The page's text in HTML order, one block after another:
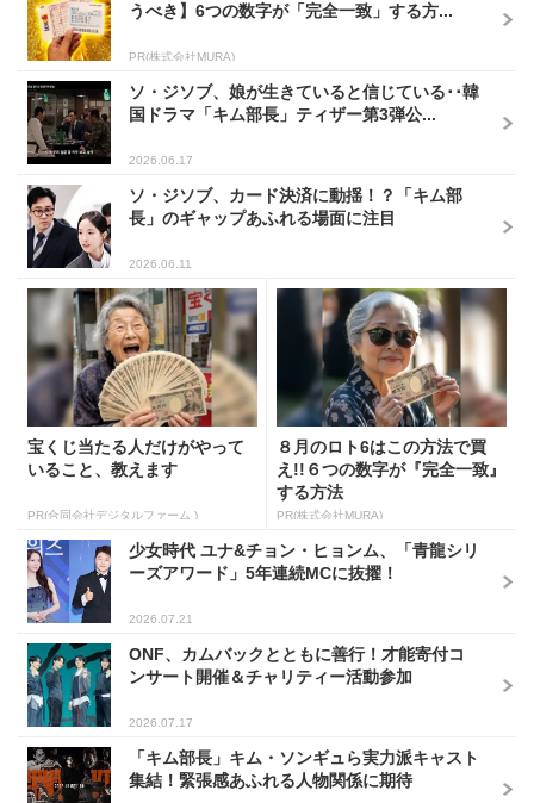
うべき】6つの数字が「完全一致」する方...
PR(株式会社MURA)
ソ・ジソブ、娘が生きていると信じている･･韓
国ドラマ「キム部長」ティザー第3弾公...
2026.06.17
ソ・ジソブ、カード決済に動揺！？「キム部
長」のギャップあふれる場面に注目
2026.06.11
宝くじ当たる人だけがやって
いること、教えます
PR(合同会社デジタルファーム )
８月のロト6はこの方法で買
え!!６つの数字が『完全一致』
する方法
PR(株式会社MURA)
少女時代 ユナ&チョン・ヒョンム、「青龍シリ
ーズアワード」5年連続MCに抜擢！
2026.07.21
ONF、カムバックとともに善行！才能寄付コ
ンサート開催＆チャリティー活動参加
2026.07.17
「キム部長」キム・ソンギュら実力派キャスト
集結！緊張感あふれる人物関係に期待